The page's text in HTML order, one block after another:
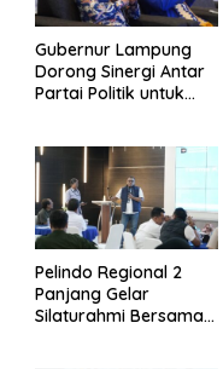
Gubernur Lampung
Dorong Sinergi Antar
Partai Politik untuk
Pelindo Regional 2
Panjang Gelar
Silaturahmi Bersama